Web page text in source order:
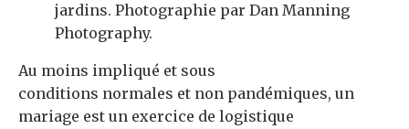
jardins. Photographie par Dan Manning
Photography.
Au moins impliqué et sous
conditions normales et non pandémiques, un
mariage est un exercice de logistique